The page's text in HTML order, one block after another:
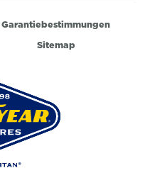
Garantiebestimmungen
Sitemap